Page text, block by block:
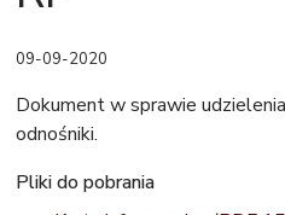
09-09-2020
Dokument w sprawie udzielenia
odnośniki.
Pliki do pobrania